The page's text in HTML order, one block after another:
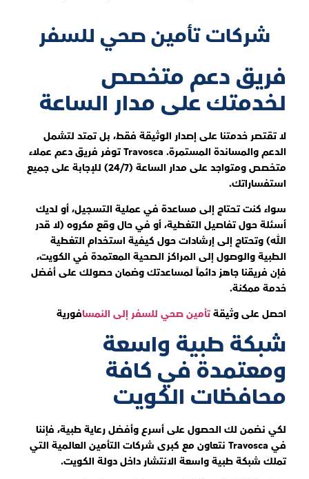
شركات تأمين صحي للسفر
فريق دعم متخصص
لخدمتك على مدار الساعة
لا تقتصر خدمتنا على إصدار الوثيقة فقط، بل تمتد لتشمل
الدعم والمساندة المستمرة. Travosca توفر فريق دعم عملاء
متخصص ومتواجد على مدار الساعة (24/7) للإجابة على جميع
استفساراتك.
سواء كنت تحتاج إلى مساعدة في عملية التسجيل، أو لديك
أسئلة حول تفاصيل التغطية، أو في حال وقع مكروه (لا قدر
الله) وتحتاج إلى إرشادات حول كيفية استخدام التغطية
الطبية والوصول إلى المراكز الصحية المعتمدة في الكويت،
فإن فريقنا جاهز دائماً لمساعدتك وضمان حصولك على أفضل
خدمة ممكنة.
احصل على وثيقةتأمين صحي للسفر إلى النمسافورية
شبكة طبية واسعة
ومعتمدة في كافة
محافظات الكويت
لكي نضمن لك الحصول على أسرع وأفضل رعاية طبية، فإننا
في Travosca نتعاون مع كبرى شركات التأمين العالمية التي
تملك شبكة طبية واسعة الانتشار داخل دولة الكويت.